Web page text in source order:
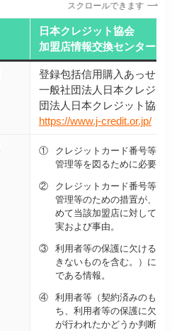
スクロールできます
日本クレジット協会
加盟店情報交換センター
登録包括信用購入あっせん
一般社団法人日本クレジッ
団法人日本クレジット協会
https://www.j-credit.or.jp/
①
クレジットカード番号等取
管理等を図るために必要な
②
クレジットカード番号等取
管理等のための措置が、割
めて当該加盟店に対してお
実および事由。
③
利用者等の保護に欠ける行
きないものを含む。）に係
である情報。
④
利用者等（契約済みのもの
ち、利用者等の保護に欠け
が行われたかどうか判断す